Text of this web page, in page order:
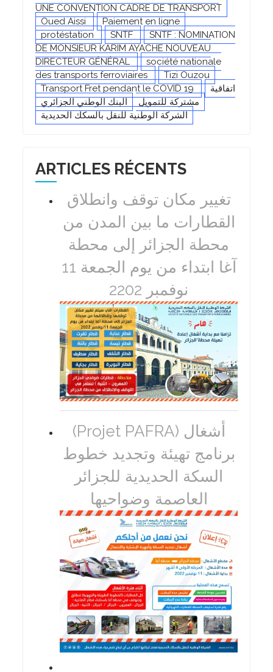
UNE CONVENTION CADRE DE TRANSPORT
Oued Aissi
Paiement en ligne
protéstation
SNTF
SNTF : NOMINATION
DE MONSIEUR KARIM AYACHE NOUVEAU
DIRECTEUR GÉNÉRAL
société nationale
des transports ferroviaires
Tizi Ouzou
Transport Fret pendant le COVID 19
اتفاقية
مشتركة للتمويل
البنك الوطني الجزائري
الشركة الوطنية للنقل بالسكك الحديدية
ARTICLES RÉCENTS
تغيير مكان توقف وانطلاق
القطارات ما بين المدن من
محطة الجزائر إلى محطة
آغا ابتداء من يوم الجمعة 11
نوفمبر 2202
(Projet PAFRA) أشغال
برنامج تهيئة وتجديد خطوط
السكة الحديدية للجزائر
العاصمة وضواحيها